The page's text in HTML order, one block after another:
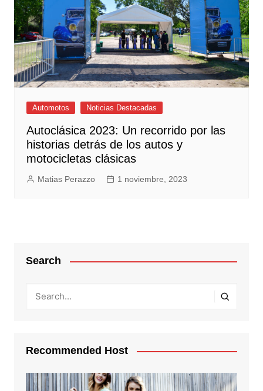
Automotos Noticias Destacadas
Autoclásica 2023: Un recorrido por las
historias detrás de los autos y
motocicletas clásicas
Matias Perazzo 1 noviembre, 2023
Search
Recommended Host